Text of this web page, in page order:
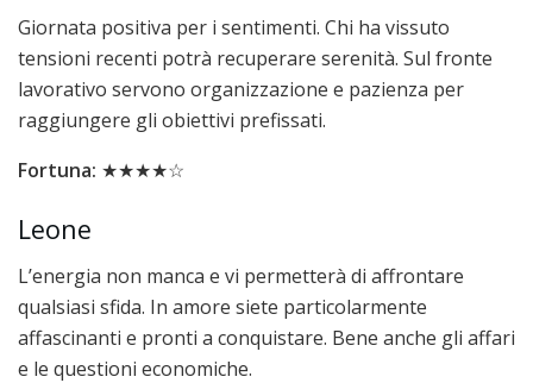
Giornata positiva per i sentimenti. Chi ha vissuto
tensioni recenti potrà recuperare serenità. Sul fronte
lavorativo servono organizzazione e pazienza per
raggiungere gli obiettivi prefissati.
Fortuna: ★★★★☆
Leone
L’energia non manca e vi permetterà di affrontare
qualsiasi sfida. In amore siete particolarmente
affascinanti e pronti a conquistare. Bene anche gli affari
e le questioni economiche.